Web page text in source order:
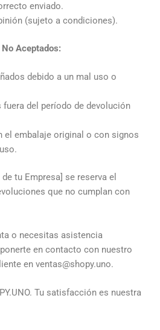
enviado.
(sujeto a condiciones).
Aceptados:
debido a un mal uso o
fuera del período de devolución
el embalaje original o con signos
tu Empresa] se reserva el
que no cumplan con
o necesitas asistencia
en contacto con nuestro
en ventas@shopy.uno.
Tu satisfacción es nuestra